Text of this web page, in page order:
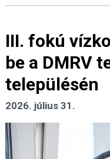
III. fokú
be a DMRV
településén
2026. július 31.